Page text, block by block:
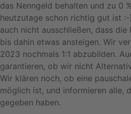
das Nenngeld behalten und zu 0
heutzutage schon richtig gut ist
auch nicht ausschließen, dass die
bis dahin etwas ansteigen. Wir
2023 nochmals 1:1 abzubilden.
garantieren, ob wir nicht
Wir klären noch, ob eine
möglich ist, und informieren alle,
gegeben haben.